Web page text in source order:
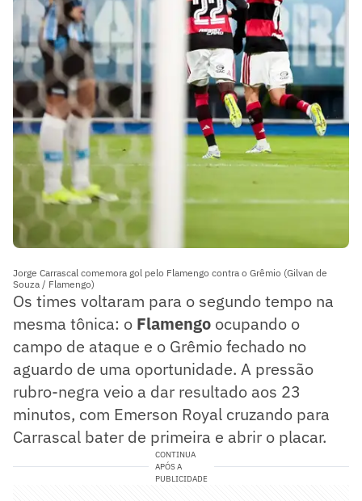
Jorge Carrascal comemora gol pelo Flamengo contra o Grêmio (Gilvan de
Souza / Flamengo)
Os times voltaram para o segundo tempo na
mesma tônica: o Flamengo ocupando o
campo de ataque e o Grêmio fechado no
aguardo de uma oportunidade. A pressão
rubro-negra veio a dar resultado aos 23
minutos, com Emerson Royal cruzando para
Carrascal bater de primeira e abrir o placar.
CONTINUA
APÓS A
PUBLICIDADE